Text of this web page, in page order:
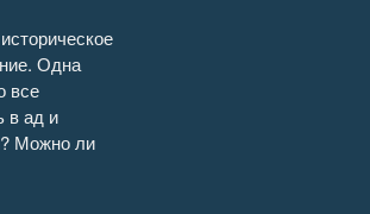
Одна
все
в ад и
Можно ли